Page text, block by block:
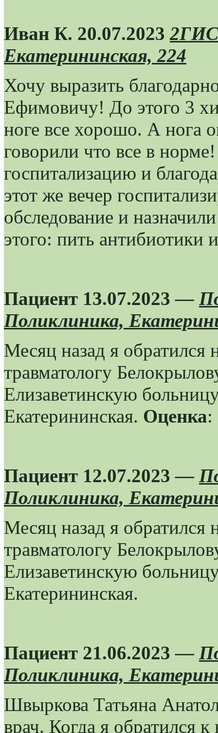
Иван К. 20.07.20232ГИС
Екатерининская, 224
Хочу выразить
Ефимовичу! До этого 3
ноге все хорошо. А нога
говорили что все в
госпитализацию и
этот же вечер
обследование и
этого: пить антибиотики
Пациент 13.07.2023—
Поликлиника,
Месяц назад я обратился
травматологу
Елизаветинскую
Екатерининская. Оценка:
Пациент 12.07.2023—
Поликлиника,
Месяц назад я обратился
травматологу
Елизаветинскую
Екатерининская.
Пациент 21.06.2023—
Поликлиника,
Швыркова Татьяна
врач. Когда я обратился